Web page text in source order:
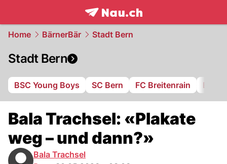
frontpage.NAU.ch
Home BärnerBär Stadt Bern
Stadt Bern
BSC Young Boys SC Bern FC Breitenrain BSV
Bala Trachsel: «Plakate
weg – und dann?»
Bala Trachsel